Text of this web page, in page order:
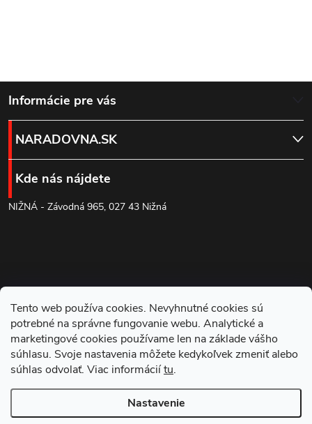
Tento web používa cookies. Nevyhnutné cookies sú
potrebné na správne fungovanie webu. Analytické a
marketingové cookies používame len na základe vášho
súhlasu. Svoje nastavenia môžete kedykoľvek zmeniť alebo
súhlas odvolať. Viac informáciítu.
Nastavenie
Z
á
p
ä
e
Informácie pre vás
NARADOVNA.SK
Kde nás nájdete
NIŽNÁ - Závodná 965, 027 43 Nižná
Blog